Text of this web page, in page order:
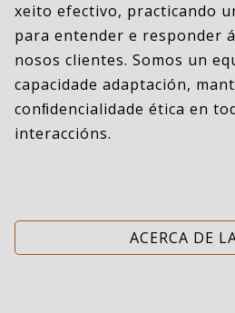
xeito efectivo, practicando
para entender e responder
nosos clientes. Somos un
capacidade adaptación,
conﬁdencialidade ética en
interaccións.
ACERCA DE